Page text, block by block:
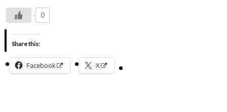
0
Share this:
Facebook X